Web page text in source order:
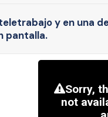
y en una
pantalla.